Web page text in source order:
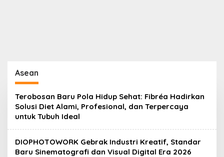
Asean
Terobosan Baru Pola Hidup Sehat: Fibréa Hadirkan
Solusi Diet Alami, Profesional, dan Terpercaya
untuk Tubuh Ideal
DIOPHOTOWORK Gebrak Industri Kreatif, Standar
Baru Sinematografi dan Visual Digital Era 2026